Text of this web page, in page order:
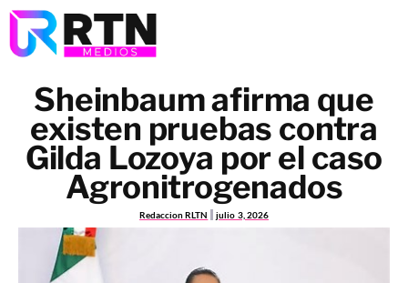
Sheinbaum afirma que
existen pruebas contra
Gilda Lozoya por el caso
Agronitrogenados
Redaccion RLTN julio 3, 2026